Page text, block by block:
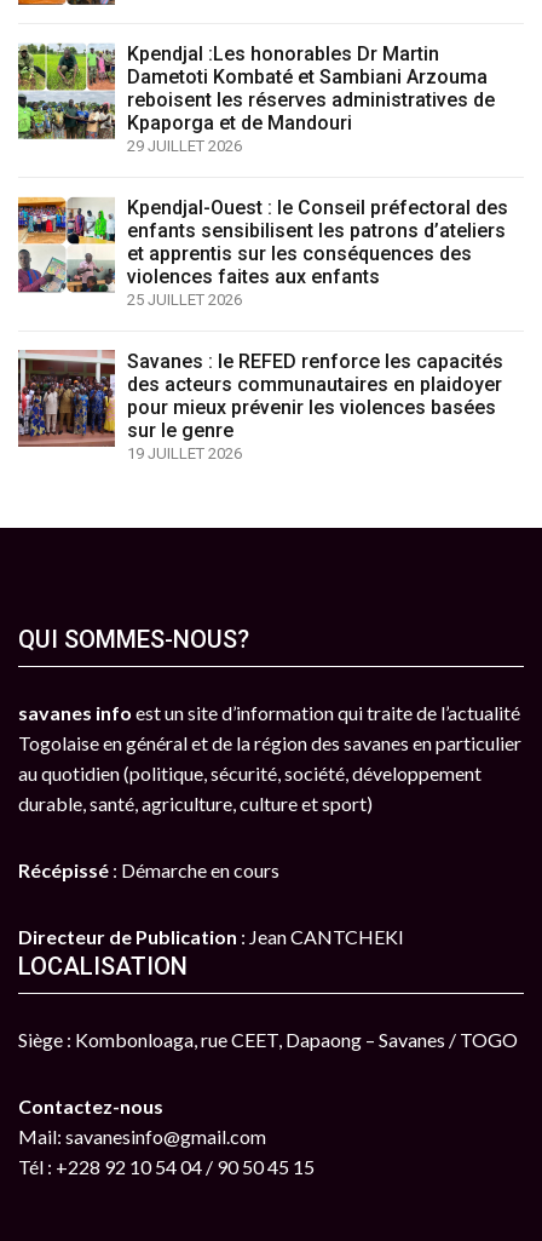
Kpendjal :Les honorables Dr Martin
Dametoti Kombaté et Sambiani Arzouma
reboisent les réserves administratives de
Kpaporga et de Mandouri
29 JUILLET 2026
Kpendjal-Ouest : le Conseil préfectoral des
enfants sensibilisent les patrons d’ateliers
et apprentis sur les conséquences des
violences faites aux enfants
25 JUILLET 2026
Savanes : le REFED renforce les capacités
des acteurs communautaires en plaidoyer
pour mieux prévenir les violences basées
sur le genre
19 JUILLET 2026
QUI SOMMES-NOUS?
savanes info est un site d’information qui traite de l’actualité
Togolaise en général et de la région des savanes en particulier
au quotidien (politique, sécurité, société, développement
durable, santé, agriculture, culture et sport)
Récépissé : Démarche en cours
Directeur de Publication : Jean CANTCHEKI
LOCALISATION
Siège : Kombonloaga, rue CEET, Dapaong – Savanes / TOGO
Contactez-nous
Mail: savanesinfo@gmail.com
Tél : +228 92 10 54 04 / 90 50 45 15